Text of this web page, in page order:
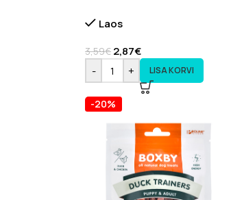
Laos
3,59€ 2,87€
-
+ LISA KORVI
-20%